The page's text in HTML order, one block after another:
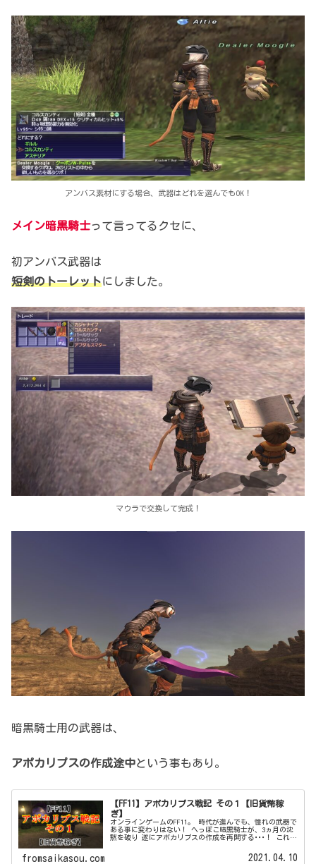
アンバス素材にする場合、武器はどれを選んでもOK！
メイン暗黒騎士って言ってるクセに、
初アンバス武器は
短剣のトーレットにしました。
マウラで交換して完成！
暗黒騎士用の武器は、
アポカリプスの作成途中という事もあり。
【FF11】アポカリプス戦記 その１【旧貨幣稼
ぎ】
オンラインゲームのFF11。 時代が進んでも、憧れの武器で
ある事に変わりはない！ へっぽこ暗黒騎士が、3ヵ月の沈
黙を破り 遂にアポカリプスの作成を再開する･･･！ これ自
fromsaikasou.com 2021.04.10